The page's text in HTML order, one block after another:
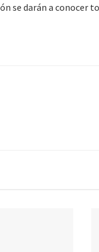
se darán a conocer